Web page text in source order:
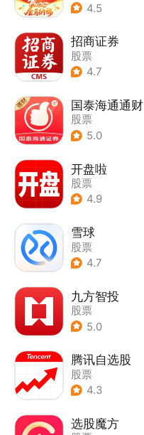
4.5
招商证券
股票
4.7
国泰海通通财
股票
5.0
开盘啦
股票
4.9
雪球
股票
4.7
九方智投
股票
5.0
腾讯自选股
股票
4.3
选股魔方